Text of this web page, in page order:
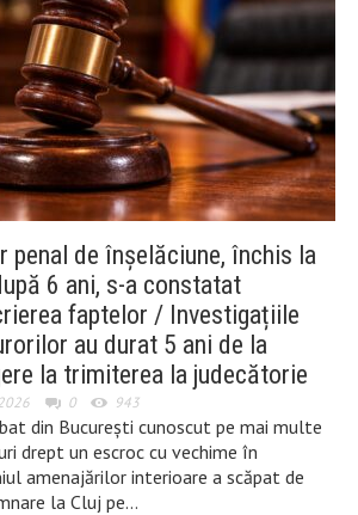
penal de înșelăciune, închis la
6 ani, s-a constatat
faptelor / Investigațiile
au durat 5 ani de la
la trimiterea la judecătorie
0 943
din București cunoscut pe mai multe
drept un escroc cu vechime în
amenajărilor interioare a scăpat de
la Cluj pe…